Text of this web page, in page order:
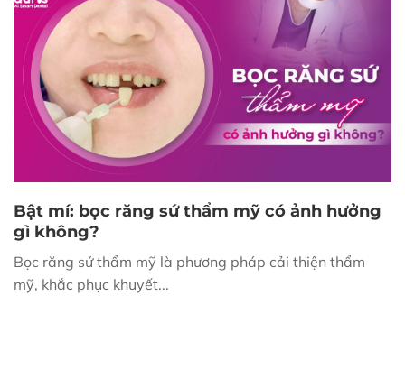
Bật mí: bọc răng sứ thẩm mỹ có ảnh hưởng
gì không?
Bọc răng sứ thẩm mỹ là phương pháp cải thiện thẩm
mỹ, khắc phục khuyết...